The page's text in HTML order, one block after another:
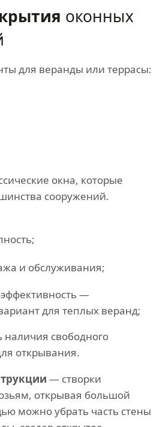
оконных
для веранды или террасы:
окна, которые
сооружений.
и обслуживания;
—
для теплых веранд;
наличия свободного
открывания.
— створки
открывая большой
можно убрать часть стены